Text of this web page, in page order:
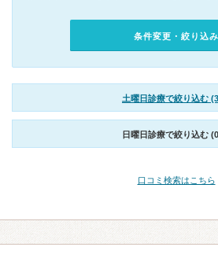
条件変更・絞り込み
土曜日診療で絞り込む
日曜日診療で絞り込む
口コミ検索はこちら